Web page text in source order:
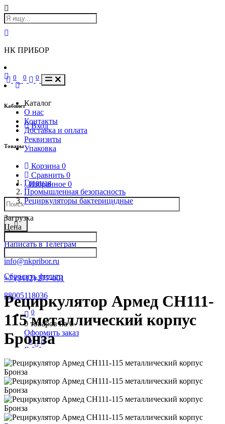
НК ПРИБОР
Кабинет
Вход
Товары
Корзина 0
Сравнить 0
Избранное 0
Написать в Телеграм
info@nkpribor.ru
+7 (3412) 277-001
88005118036
0
0 товаров на0
Оформить заказ
0 0
0 0 0
Каталог
О нас
Контакты
Доставка и оплата
Реквизиты
Упаковка
Главная
Промышленная безопасность
Рециркуляторы бактерицидные
Загрузка
Цена
Сбросить фильтр
Рециркулятор Армед СH111-
115 металлический корпус
Бронза